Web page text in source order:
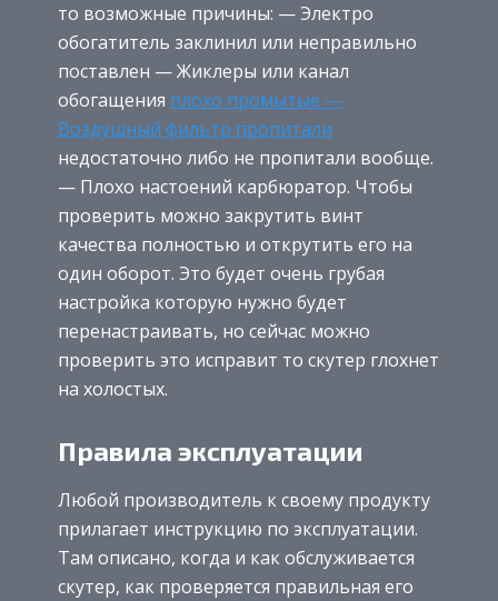
то возможные причины: — Электро
обогатитель заклинил или неправильно
поставлен — Жиклеры или канал
обогащения плохо промытые —
Воздушный фильтр пропитали
недостаточно либо не пропитали вообще.
— Плохо настоений карбюратор. Чтобы
проверить можно закрутить винт
качества полностью и открутить его на
один оборот. Это будет очень грубая
настройка которую нужно будет
перенастраивать, но сейчас можно
проверить это исправит то скутер глохнет
на холостых.
Правила эксплуатации
Любой производитель к своему продукту
прилагает инструкцию по эксплуатации.
Там описано, когда и как обслуживается
скутер, как проверяется правильная его